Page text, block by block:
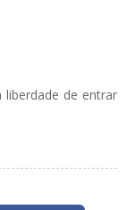
liberdade de entrar